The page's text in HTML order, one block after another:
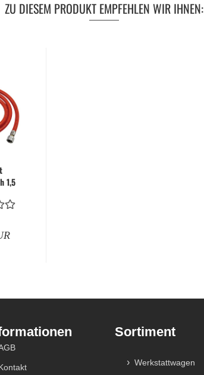
ZU DIESEM PRODUKT EMPFEHLEN WIR IHNEN:
1,5
Sortiment
Werkstattwagen